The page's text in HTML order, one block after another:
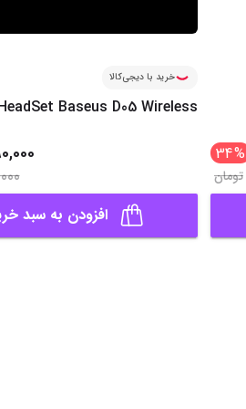
%
34
تومان
خرید با دیجی‌کالا
Baseus D05 Wireless
افزودن به سبد